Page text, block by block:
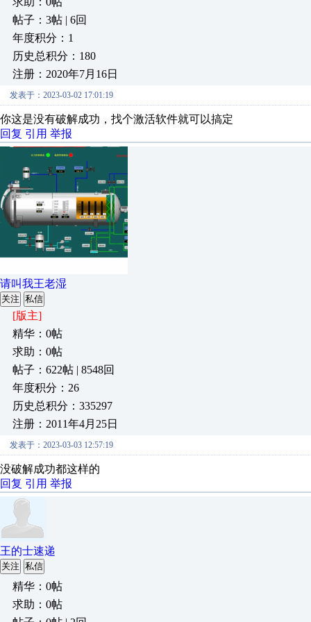
帖子：3帖 | 6回
年度积分：1
历史总积分：180
注册：2020年7月16日
发表于：2023-03-02 17:01:19
你这是没有破解成功，找个激活软件就可以搞定
回复 引用 举报
请叫我王老湿
关注 私信
[版主]
精华：0帖
求助：0帖
帖子：622帖 | 8548回
年度积分：26
历史总积分：335297
注册：2011年4月25日
发表于：2023-03-03 12:57:19
没破解成功都这样的
回复 引用 举报
王的士速递
关注 私信
精华：0帖
求助：0帖